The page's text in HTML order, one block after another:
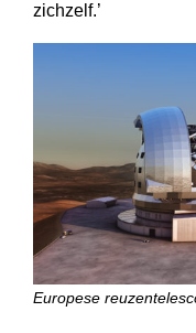
zichzelf.’
Europese